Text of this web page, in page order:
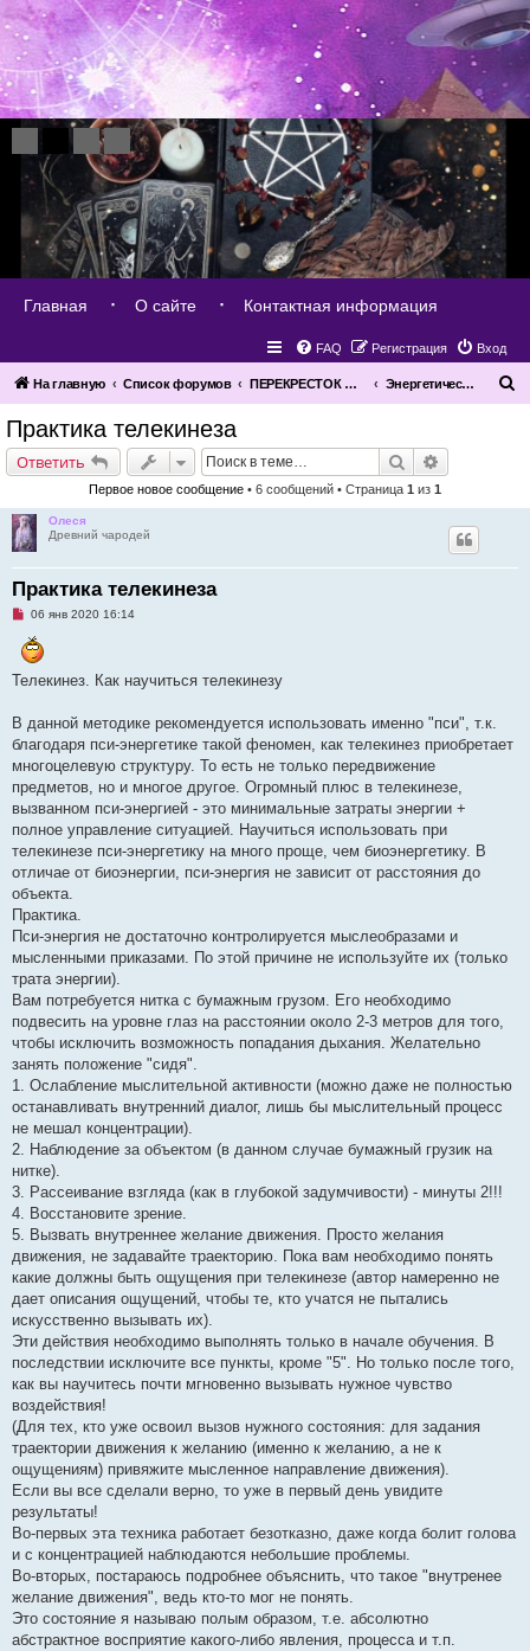
Главная О сайте Контактная информация
Вход
Регистрация
FAQ
На главную Список форумов ПЕРЕКРЕСТОК МИРОВ Энергетические - духовные практики
Практика телекинеза
Ответить Поиск
Первое новое сообщение • 6 сообщений • Страница 1 из 1
Олеся
Древний чародей
Практика телекинеза
Н
п
р
ч
а
н
о
е
о
о
щ
е
и
е
06 янв 2020 16:14
Телекинез. Как научиться телекинезу
В данной методике рекомендуется использовать именно "пси", т.к.
благодаря пси-энергетике такой феномен, как телекинез приобретает
многоцелевую структуру. То есть не только передвижение
предметов, но и многое другое. Огромный плюс в телекинезе,
вызванном пси-энергией - это минимальные затраты энергии +
полное управление ситуацией. Научиться использовать при
телекинезе пси-энергетику на много проще, чем биоэнергетику. В
отличае от биоэнергии, пси-энергия не зависит от расстояния до
объекта.
Практика.
Пси-энергия не достаточно контролируется мыслеобразами и
мысленными приказами. По этой причине не используйте их (только
трата энергии).
Вам потребуется нитка с бумажным грузом. Его необходимо
подвесить на уровне глаз на расстоянии около 2-3 метров для того,
чтобы исключить возможность попадания дыхания. Желательно
занять положение "сидя".
1. Ослабление мыслительной активности (можно даже не полностью
останавливать внутренний диалог, лишь бы мыслительный процесс
не мешал концентрации).
2. Наблюдение за объектом (в данном случае бумажный грузик на
нитке).
3. Рассеивание взгляда (как в глубокой задумчивости) - минуты 2!!!
4. Восстановите зрение.
5. Вызвать внутреннее желание движения. Просто желания
движения, не задавайте траекторию. Пока вам необходимо понять
какие должны быть ощущения при телекинезе (автор намеренно не
дает описания ощущений, чтобы те, кто учатся не пытались
искусственно вызывать их).
Эти действия необходимо выполнять только в начале обучения. В
последствии исключите все пункты, кроме "5". Но только после того,
как вы научитесь почти мгновенно вызывать нужное чувство
воздействия!
(Для тех, кто уже освоил вызов нужного состояния: для задания
траектории движения к желанию (именно к желанию, а не к
ощущениям) привяжите мысленное направление движения).
Если вы все сделали верно, то уже в первый день увидите
результаты!
Во-первых эта техника работает безотказно, даже когда болит голова
и с концентрацией наблюдаются небольшие проблемы.
Во-вторых, постараюсь подробнее объяснить, что такое "внутренее
желание движения", ведь кто-то мог не понять.
Это состояние я называю полым образом, т.е. абсолютно
абстрактное восприятие какого-либо явления, процесса и т.п.